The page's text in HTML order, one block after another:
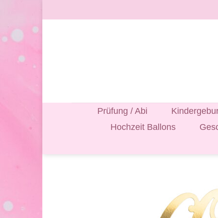
Inhalt
Prüfung / Abi
Hochzeit Ballons